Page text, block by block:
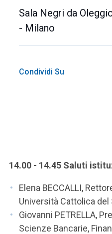
Sala Negri da
- Milano
Condividi Su
14.00 - 14.45 Saluti
Elena BECCALLI,
Università Cattolica del
Giovanni PETRELLA,
Scienze Bancarie,